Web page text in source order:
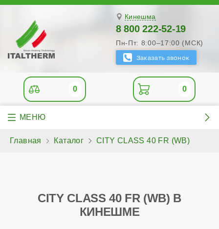
Кинешма
8 800 222-52-19
Пн-Пт: 8:00–17:00 (МСК)
0 0
Главная Каталог CITY CLASS 40 FR (WB)
CITY CLASS 40 FR (WB) В
КИНЕШМЕ